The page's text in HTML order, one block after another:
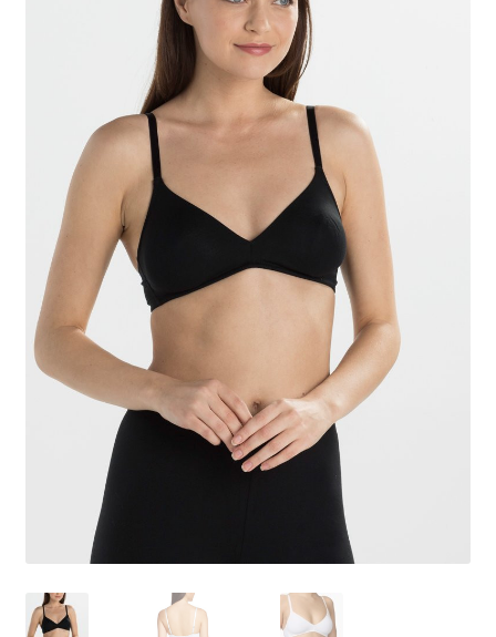
Gift Card Balance
Les conditions de prise en charge par la Sécurité Sociale
Liens utiles
Mentions légales
Mon compte
Nos conseillères proche de chez vous
Notre raison d’être